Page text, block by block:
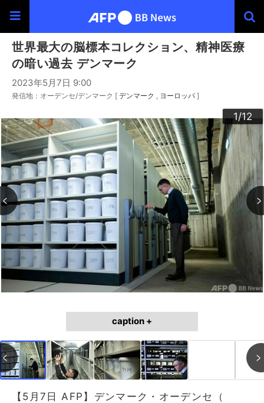
世界最大の脳標本コレクション、精神医療
の暗い過去 デンマーク
2023年5月7日 9:00
発信地：オーデンセ/デンマーク [ デンマーク ヨーロッパ ]
1/12
2/12
3/12
4/12
5/12
6/12
7/12
8/12
9/12
10/12
11/12
12/12
caption +
【5月7日 AFP】デンマーク・オーデンセ（